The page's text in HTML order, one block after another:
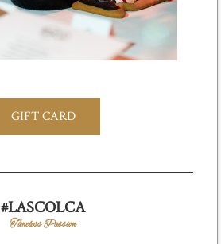
GIFT CARD
#LASCOLCA
Timeless Passion